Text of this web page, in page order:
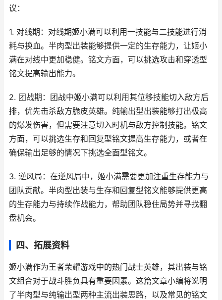
议：
1. 对线期：对线期姬小满可以利用一技能与二技能进行消
耗与换血。半肉型出装能够提供一定的生存能力，让姬小
满在对线中更加稳健。铭文方面，可以挑选攻击和穿透型
铭文提高输出能力。
2. 团战期：团战中姬小满可以利用其位移技能切入敌方后
排，优先击杀敌方脆皮英雄。纯输出型出装能够打出极高
的爆发伤害，但需要注意切入时机与敌方控制技能。铭文
方面，可以挑选生存和回复型铭文提高生存能力，或者在
确保输出足够的情况下挑选全面型铭文。
3. 逆风局：在逆风局中，姬小满需要更加注重生存能力与
团队贡献。半肉型出装与生存和回复型铭文能够提供更高
的生存能力与持续作战能力，帮助团队稳住局势并寻找翻
盘机会。
四、拓展资料
姬小满作为王者荣耀游戏中的热门战士英雄，其出装与铭
文组合对于战斗胜负具有重要因素。这篇文章小编将说明
了半肉型与纯输出型两种主流出装思路，以及常见的铭文